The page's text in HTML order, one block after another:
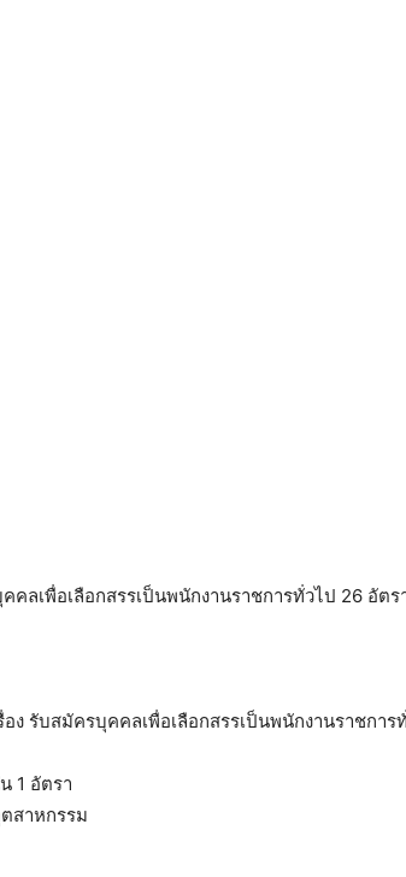
คลเพื่อเลือกสรรเป็นพนักงานราชการทั่วไป 26 อัต
ง รับสมัครบุคคลเพื่อเลือกสรรเป็นพนักงานราชการ
1 อัตรา
สาหกรรม